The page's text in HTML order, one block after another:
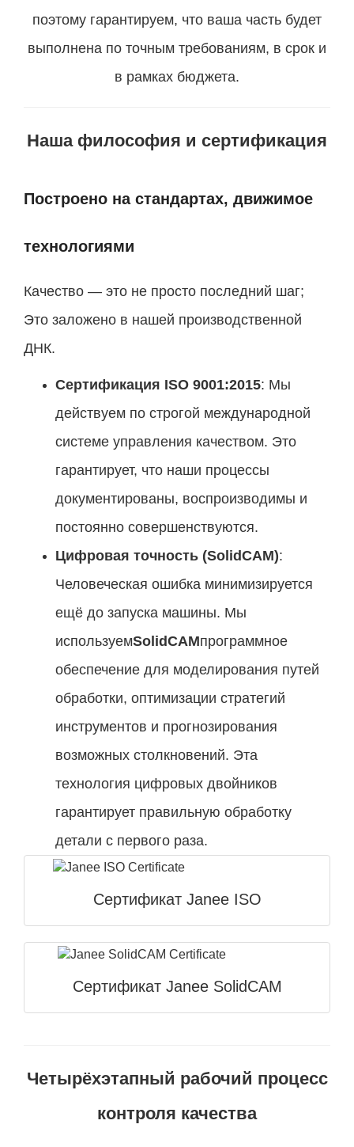
поэтому гарантируем, что ваша часть будет
выполнена по точным требованиям, в срок и
в рамках бюджета.
Наша философия и сертификация
Построено на стандартах, движимое
технологиями
Качество — это не просто последний шаг;
Это заложено в нашей производственной
ДНК.
Сертификация ISO 9001:2015: Мы
действуем по строгой международной
системе управления качеством. Это
гарантирует, что наши процессы
документированы, воспроизводимы и
постоянно совершенствуются.
Цифровая точность (SolidCAM):
Человеческая ошибка минимизируется
ещё до запуска машины. Мы
используемSolidCAMпрограммное
обеспечение для моделирования путей
обработки, оптимизации стратегий
инструментов и прогнозирования
возможных столкновений. Эта
технология цифровых двойников
гарантирует правильную обработку
детали с первого раза.
Сертификат Janee ISO
Сертификат Janee SolidCAM
Четырёхэтапный рабочий процесс
контроля качества